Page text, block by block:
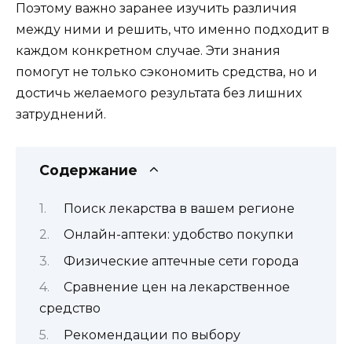
Поэтому важно заранее изучить различия
между ними и решить, что именно подходит в
каждом конкретном случае. Эти знания
помогут не только сэкономить средства, но и
достичь желаемого результата без лишних
затруднений.
Содержание
Поиск лекарства в вашем регионе
Онлайн-аптеки: удобство покупки
Физические аптечные сети города
Сравнение цен на лекарственное
средство
Рекомендации по выбору